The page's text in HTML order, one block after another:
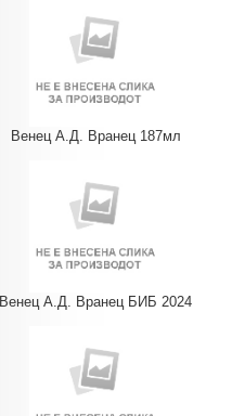
Венец А.Д. Вранец 187мл
Венец А.Д. Вранец БИБ 2024